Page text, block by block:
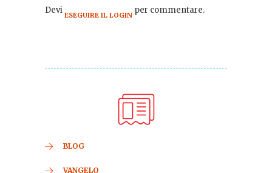
Devi ESEGUIRE IL LOGIN per commentare.
BLOG
VANGELO